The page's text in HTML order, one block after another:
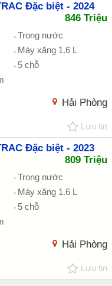
Đặc biệt - 2024
846 Triệu
Trong nước
Máy xăng 1.6 L
5 chỗ
Hải Phòng
Lưu tin
Đặc biệt - 2023
809 Triệu
Trong nước
Máy xăng 1.6 L
5 chỗ
Hải Phòng
Lưu tin